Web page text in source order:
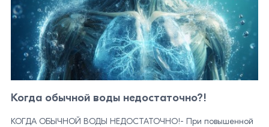
Когда обычной воды недостаточно?!
КОГДА ОБЫЧНОЙ ВОДЫ НЕДОСТАТОЧНО!- При повышенной